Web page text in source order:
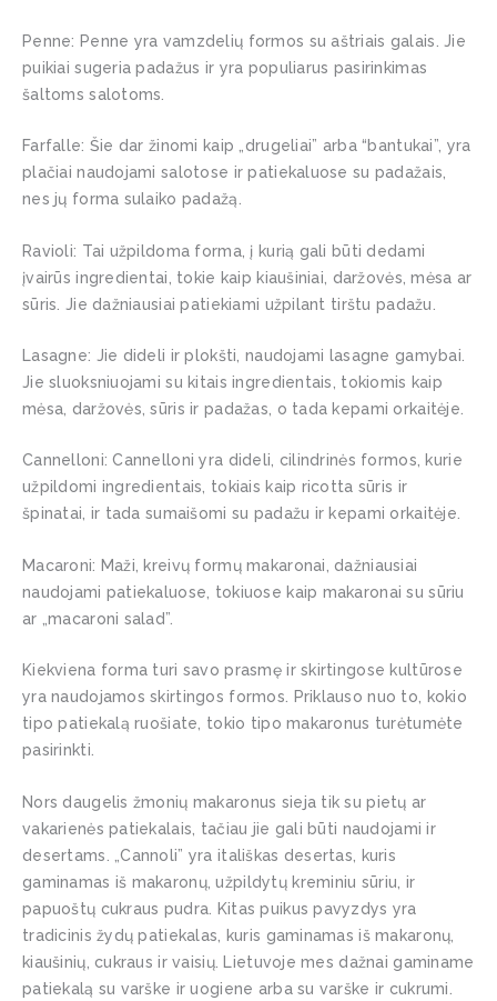
Penne: Penne yra vamzdelių formos su aštriais galais. Jie
puikiai sugeria padažus ir yra populiarus pasirinkimas
šaltoms salotoms.
Farfalle: Šie dar žinomi kaip „drugeliai” arba “bantukai”, yra
plačiai naudojami salotose ir patiekaluose su padažais,
nes jų forma sulaiko padažą.
Ravioli: Tai užpildoma forma, į kurią gali būti dedami
įvairūs ingredientai, tokie kaip kiaušiniai, daržovės, mėsa ar
sūris. Jie dažniausiai patiekiami užpilant tirštu padažu.
Lasagne: Jie dideli ir plokšti, naudojami lasagne gamybai.
Jie sluoksniuojami su kitais ingredientais, tokiomis kaip
mėsa, daržovės, sūris ir padažas, o tada kepami orkaitėje.
Cannelloni: Cannelloni yra dideli, cilindrinės formos, kurie
užpildomi ingredientais, tokiais kaip ricotta sūris ir
špinatai, ir tada sumaišomi su padažu ir kepami orkaitėje.
Macaroni: Maži, kreivų formų makaronai, dažniausiai
naudojami patiekaluose, tokiuose kaip makaronai su sūriu
ar „macaroni salad”.
Kiekviena forma turi savo prasmę ir skirtingose kultūrose
yra naudojamos skirtingos formos. Priklauso nuo to, kokio
tipo patiekalą ruošiate, tokio tipo makaronus turėtumėte
pasirinkti.
Nors daugelis žmonių makaronus sieja tik su pietų ar
vakarienės patiekalais, tačiau jie gali būti naudojami ir
desertams. „Cannoli” yra itališkas desertas, kuris
gaminamas iš makaronų, užpildytų kreminiu sūriu, ir
papuoštų cukraus pudra. Kitas puikus pavyzdys yra
tradicinis žydų patiekalas, kuris gaminamas iš makaronų,
kiaušinių, cukraus ir vaisių. Lietuvoje mes dažnai gaminame
patiekalą su varške ir uogiene arba su varške ir cukrumi.